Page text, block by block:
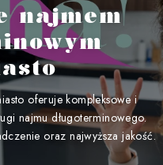
OPINIE ZESPÓŁ
najmem
oferuje kompleksowe i
najmu długoterminowego.
oraz najwyższa jakość.